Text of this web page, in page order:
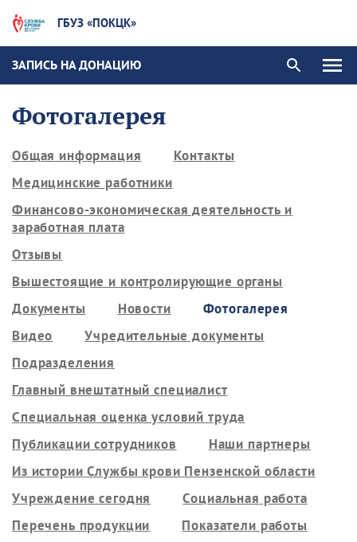
ГБУЗ «ПОКЦК»
ЗАПИСЬ НА ДОНАЦИЮ
Фотогалерея
Общая информация
Контакты
Медицинские работники
Финансово-экономическая деятельность и
заработная плата
Отзывы
Вышестоящие и контролирующие органы
Документы
Новости
Фотогалерея
Видео
Учредительные документы
Подразделения
Главный внештатный специалист
Специальная оценка условий труда
Публикации сотрудников
Наши партнеры
Из истории Службы крови Пензенской области
Учреждение сегодня
Социальная работа
Перечень продукции
Показатели работы